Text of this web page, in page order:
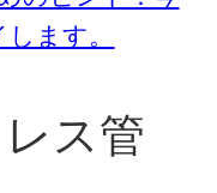
ます。
ス管